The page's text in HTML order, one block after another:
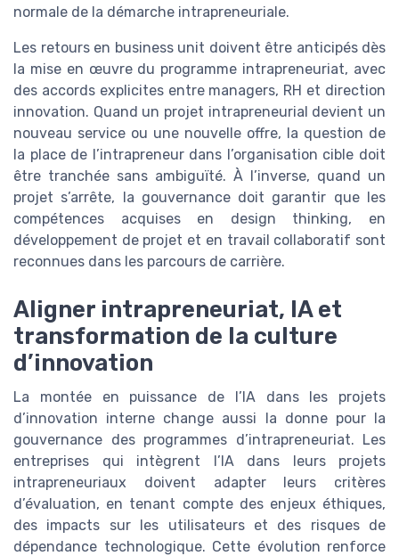
normale de la démarche intrapreneuriale.
Les retours en business unit doivent être anticipés dès
la mise en œuvre du programme intrapreneuriat, avec
des accords explicites entre managers, RH et direction
innovation. Quand un projet intrapreneurial devient un
nouveau service ou une nouvelle offre, la question de
la place de l’intrapreneur dans l’organisation cible doit
être tranchée sans ambiguïté. À l’inverse, quand un
projet s’arrête, la gouvernance doit garantir que les
compétences acquises en design thinking, en
développement de projet et en travail collaboratif sont
reconnues dans les parcours de carrière.
Aligner intrapreneuriat, IA et
transformation de la culture
d’innovation
La montée en puissance de l’IA dans les projets
d’innovation interne change aussi la donne pour la
gouvernance des programmes d’intrapreneuriat. Les
entreprises qui intègrent l’IA dans leurs projets
intrapreneuriaux doivent adapter leurs critères
d’évaluation, en tenant compte des enjeux éthiques,
des impacts sur les utilisateurs et des risques de
dépendance technologique. Cette évolution renforce